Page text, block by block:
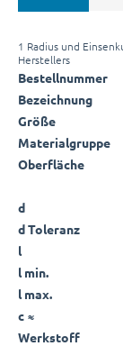
1 Radius und
Herstellers
Bestellnummer
Bezeichnung
Größe
Materialgruppe
Oberfläche
d
d Toleranz
l
l min.
l max.
c ≈
Werkstoff